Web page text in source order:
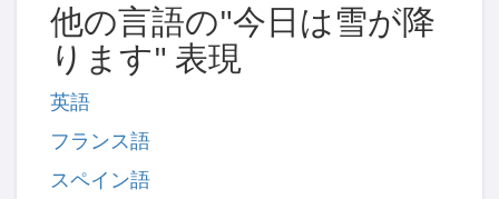
他の言語の"今日は雪が降
ります" 表現
英語
フランス語
スペイン語